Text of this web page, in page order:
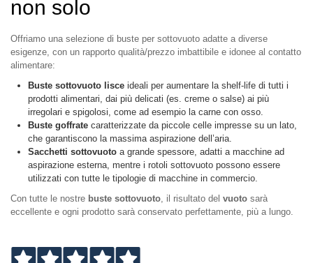
non solo
Offriamo una selezione di buste per sottovuoto adatte a diverse
esigenze, con un rapporto qualità/prezzo imbattibile e idonee al contatto
alimentare:
Buste sottovuoto lisce ideali per aumentare la shelf-life di tutti i
prodotti alimentari, dai più delicati (es. creme o salse) ai più
irregolari e spigolosi, come ad esempio la carne con osso.
Buste goffrate caratterizzate da piccole celle impresse su un lato,
che garantiscono la massima aspirazione dell’aria.
Sacchetti sottovuoto a grande spessore, adatti a macchine ad
aspirazione esterna, mentre i rotoli sottovuoto possono essere
utilizzati con tutte le tipologie di macchine in commercio.
Con tutte le nostre buste sottovuoto, il risultato del vuoto sarà
eccellente e ogni prodotto sarà conservato perfettamente, più a lungo.